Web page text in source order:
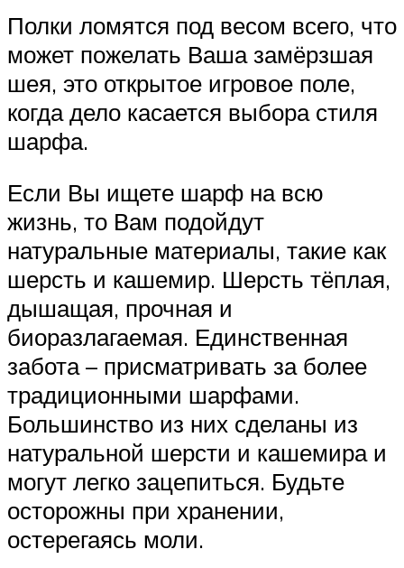
Полки ломятся под весом всего, что
может пожелать Ваша замёрзшая
шея, это открытое игровое поле,
когда дело касается выбора стиля
шарфа.
Если Вы ищете шарф на всю
жизнь, то Вам подойдут
натуральные материалы, такие как
шерсть и кашемир. Шерсть тёплая,
дышащая, прочная и
биоразлагаемая. Единственная
забота – присматривать за более
традиционными шарфами.
Большинство из них сделаны из
натуральной шерсти и кашемира и
могут легко зацепиться. Будьте
осторожны при хранении,
остерегаясь моли.